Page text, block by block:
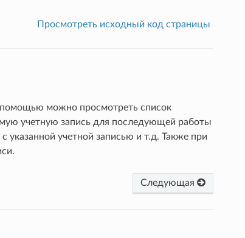
Просмотреть исходный код страницы
можно просмотреть список
учетную запись для последующей работы
указанной учетной записью и т.д. Также при
Следующая